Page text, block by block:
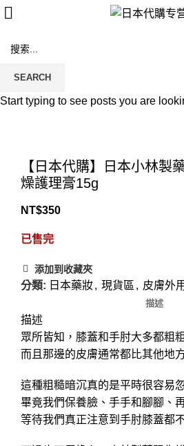
【日本代購】日本小林製
燥護理膏15g
NT$350
已售完
添加到收藏夾
分類: 日本藥妝, 現貨區 , 皮膚外用
描述
描述
眾所皆知，膝蓋和手肘大多都粗
而且那邊的皮膚通常都比其他地
這種粗糙暗沉真的是平時很容易
畢竟我們保養臉、手手和腳腳、
等待我們真正注意到手肘膝蓋都
SEARCH
Start typing to see posts you are